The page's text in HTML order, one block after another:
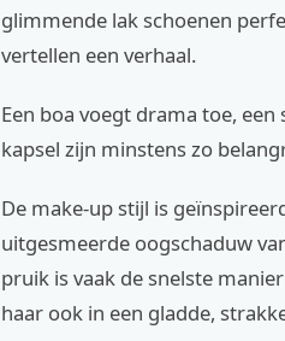
glimmende lak schoenen
vertellen een verhaal.
Een boa voegt drama toe,
kapsel zijn minstens zo
De make-up stijl is
uitgesmeerde oogschaduw
pruik is vaak de snelste
haar ook in een gladde,